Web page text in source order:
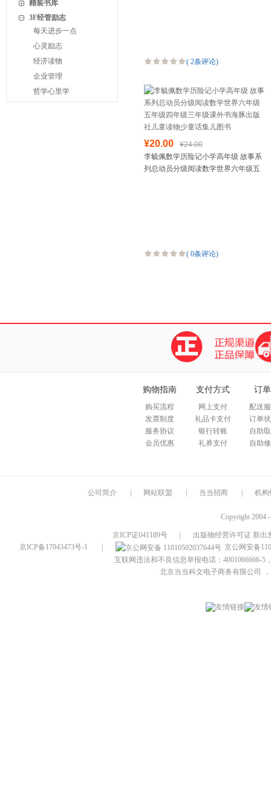
精装书库
3F经管励志
每天进步一点
心灵励志
经济读物
企业管理
哲学心里学
( 2条评论)
¥20.00
¥24.00
李毓佩数学历险记小学高年级 故事系
列总动员分级阅读数学世界六年级五
( 0条评论)
购物指南
购买流程
发票制度
服务协议
会员优惠
支付方式
网上支付
礼品卡支付
银行转账
礼券支付
订
配送
订单
自助
自助
公司简介 网站联盟 当当招商 机构
Copyright 2004
京ICP证041189号
出版物经营许可证 新出
京ICP备17043473号-1
京公网安备
互联网违法和不良信息举报电话：4001066666-5
北京当当科文电子商务有限公司